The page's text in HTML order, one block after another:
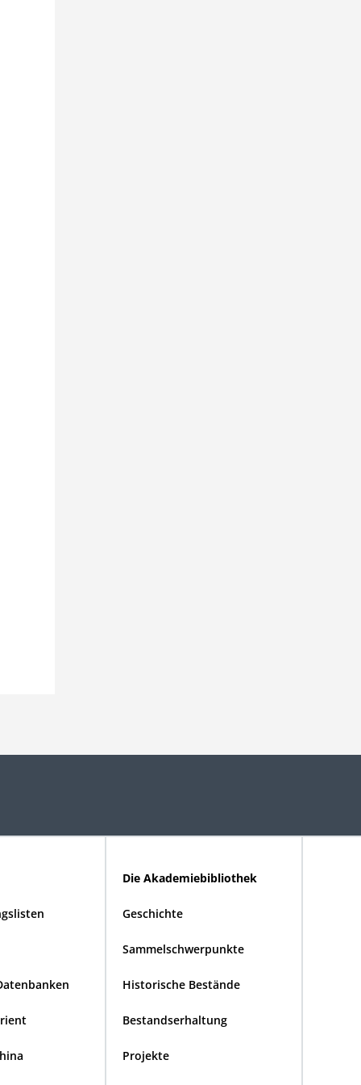
Die Akademiebibliothek
Geschichte
Sammelschwerpunkte
Historische Bestände
Bestandserhaltung
Projekte